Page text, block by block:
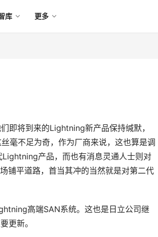
库 更多
即将到来的Lightning新产品保持缄默，
毫不足为奇，作为厂商来说，这也算是调
产品，而也有消息灵通人士则对
铺平道路，首当其冲的当然就是对第二代
高端SAN系统。这也是日立公司继
更新。